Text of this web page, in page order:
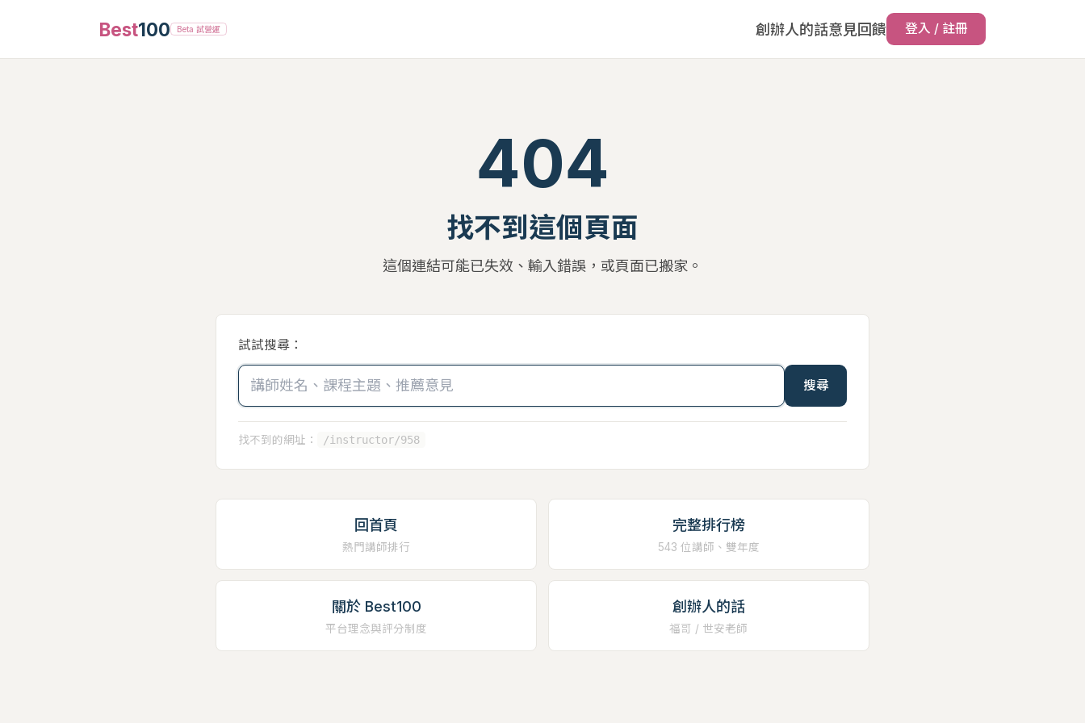
Best100 Beta 試營運 創辦人的話意見回饋 登入 / 註冊
404
找不到這個頁面
這個連結可能已失效、輸入錯誤，或頁面已搬家。
試試搜尋：
搜尋
找不到的網址： /instructor/958
回首頁
熱門講師排行
完整排行榜
543 位講師、雙年度
關於 Best100
平台理念與評分制度
創辦人的話
福哥 / 世安老師